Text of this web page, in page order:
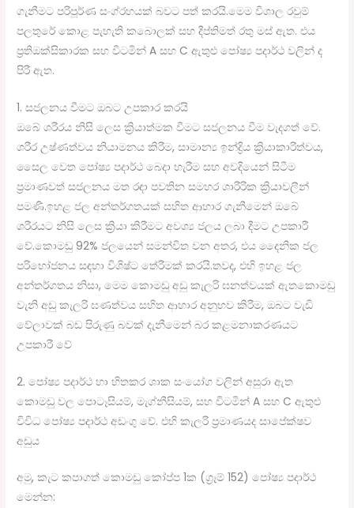
ගැනීමට පරිපූර්ණ සංග්රහයක් බවට පත් කරයි.මෙම විශාල රවුම්
පලතුරේ කොළ පැහැති කබොලක් සහ දීප්තිමත් රතු මස් ඇත. එය
ප්‍රතිඔක්සිකාරක සහ විටමින් A සහ ​​C ඇතුළු පෝෂ්‍ය පදාර්ථ වලින් ද
පිරී ඇත.
1. සජලනය වීමට ඔබට උපකාර කරයි
ඔබේ ශරීරය නිසි ලෙස ක්‍රියාත්මක වීමට සජලනය වීම වැදගත් වේ.
ශරීර උෂ්ණත්වය නියාමනය කිරීම, සාමාන්‍ය ඉන්ද්‍රිය ක්‍රියාකාරිත්වය,
සෛල වෙත පෝෂ්‍ය පදාර්ථ බෙදා හැරීම සහ අවදියෙන් සිටීම
ප්‍රමාණවත් සජලනය මත රඳා පවතින සමහර ශාරීරික ක්‍රියාවලීන්
පමණි.ඉහළ ජල අන්තර්ගතයක් සහිත ආහාර ගැනීමෙන් ඔබේ
ශරීරයට නිසි ලෙස ක්‍රියා කිරීමට අවශ්‍ය ජලය ලබා දීමට උපකාරී
වේ.කොමඩු 92% ජලයෙන් සමන්විත වන අතර, එය දෛනික ජල
පරිභෝජනය සඳහා විශිෂ්ට තේරීමක් කරයි.තවද, එහි ඉහළ ජල
අන්තර්ගතය නිසා, මෙම කොමඩු අඩු කැලරි ඝනත්වයක් ඇතකොමඩු
වැනි අඩු කැලරි ඝණත්වය සහිත ආහාර අනුභව කිරීම, ඔබට වැඩි
වේලාවක් බඩ පිරුණු බවක් දැනීමෙන් බර කළමනාකරණයට
උපකාරී වේ
2. පෝෂ්‍ය පදාර්ථ හා හිතකර ශාක සංයෝග වලින් අසුරා ඇත
කොමඩු වල පොටෑසියම්, මැග්නීසියම්, සහ විටමින් A සහ ​​C ඇතුළු
විවිධ පෝෂ්‍ය පදාර්ථ අඩංගු වේ. එහි කැලරි ප්‍රමාණයද සාපේක්ෂව
අඩුය
අමු, කැට කපාගත් කොමඩු කෝප්ප 1ක (ග්‍රෑම් 152) පෝෂ්‍ය පදාර්ථ
මෙන්න: